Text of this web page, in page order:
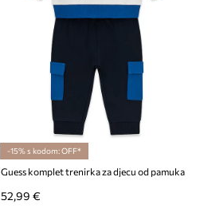
-15% s kodom: OFF*
Guess komplet trenirka za djecu od pamuka
52,99 €